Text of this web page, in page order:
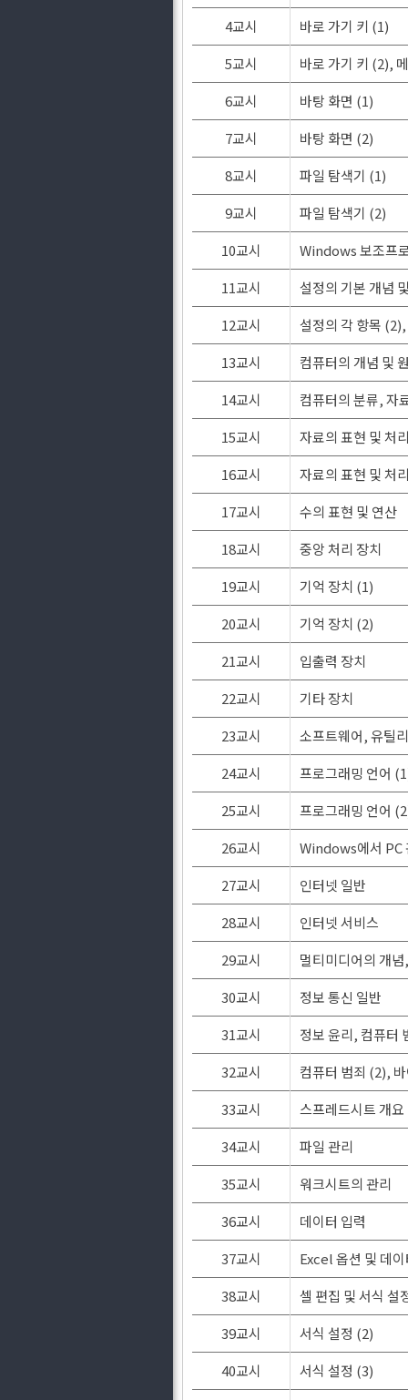
4교시
바로 가기 키 (1)
5교시
바로 가기 키 (2),
6교시
바탕 화면 (1)
7교시
바탕 화면 (2)
8교시
파일 탐색기 (1)
9교시
파일 탐색기 (2)
10교시
Windows 보조프
11교시
설정의 기본 개념
12교시
설정의 각 항목
13교시
컴퓨터의 개념 및
14교시
컴퓨터의 분류, 자
15교시
자료의 표현 및 처
16교시
자료의 표현 및 처
17교시
수의 표현 및 연산
18교시
중앙 처리 장치
19교시
기억 장치 (1)
20교시
기억 장치 (2)
21교시
입출력 장치
22교시
기타 장치
23교시
소프트웨어, 유틸
24교시
프로그래밍 언어
25교시
프로그래밍 언어
26교시
Windows에서 PC
27교시
인터넷 일반
28교시
인터넷 서비스
29교시
멀티미디어의 개
30교시
정보 통신 일반
31교시
정보 윤리, 컴퓨터
32교시
컴퓨터 범죄 (2),
33교시
스프레드시트 개요
34교시
파일 관리
35교시
워크시트의 관리
36교시
데이터 입력
37교시
Excel 옵션 및 데
38교시
셀 편집 및 서식 설
39교시
서식 설정 (2)
40교시
서식 설정 (3)